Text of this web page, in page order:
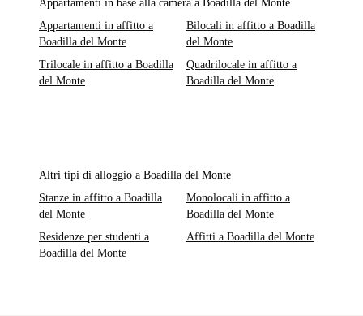
Appartamenti in base alla camera a Boadilla del Monte
Appartamenti in affitto a
Boadilla del Monte
Bilocali in affitto a Boadilla
del Monte
Trilocale in affitto a Boadilla
del Monte
Quadrilocale in affitto a
Boadilla del Monte
Altri tipi di alloggio a Boadilla del Monte
Stanze in affitto a Boadilla
del Monte
Monolocali in affitto a
Boadilla del Monte
Residenze per studenti a
Boadilla del Monte
Affitti a Boadilla del Monte